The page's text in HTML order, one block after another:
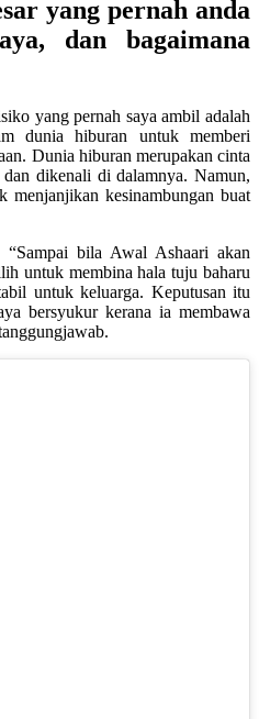
yang pernah anda
dan bagaimana
yang pernah saya ambil adalah
dunia hiburan untuk memberi
Dunia hiburan merupakan cinta
dan dikenali di dalamnya. Namun,
menjanjikan kesinambungan buat
bila Awal Ashaari akan
untuk membina hala tuju baharu
untuk keluarga. Keputusan itu
bersyukur kerana ia membawa